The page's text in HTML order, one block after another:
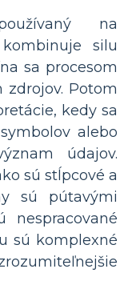
na
silu
sa procesom
Potom
kedy sa
alebo
údajov.
sú stĺpcové a
sú pútavými
nespracované
sú komplexné